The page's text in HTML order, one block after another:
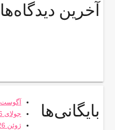
آخرین دیدگاه‌ها
بایگانی‌ها
آگوست 2026
جولای 2026
ژوئن 2026